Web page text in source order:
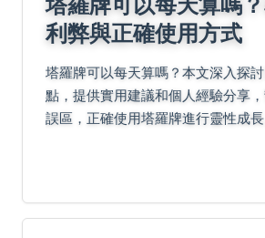
利弊與正確使用方式
塔羅牌可以每天算嗎？本文深入探
點，提供實用建議和個人經驗分享
誤區，正確使用塔羅牌進行靈性成